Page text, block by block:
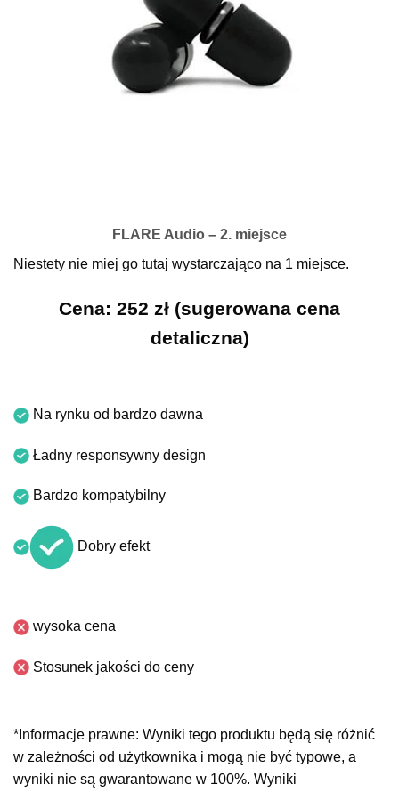
FLARE Audio – 2. miejsce
Niestety nie miej go tutaj wystarczająco na 1 miejsce.
Cena: 252 zł (sugerowana cena
detaliczna)
Na rynku od bardzo dawna
Ładny responsywny design
Bardzo kompatybilny
Dobry efekt
wysoka cena
Stosunek jakości do ceny
*Informacje prawne: Wyniki tego produktu będą się różnić
w zależności od użytkownika i mogą nie być typowe, a
wyniki nie są gwarantowane w 100%. Wyniki